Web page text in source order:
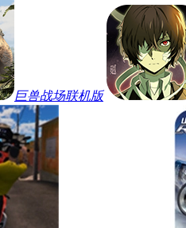
巨兽战场联机版